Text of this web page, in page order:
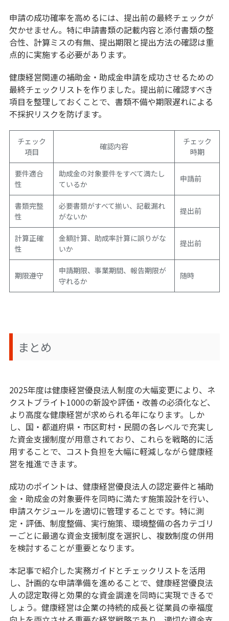
申請の成功確率を高めるには、提出前の最終チェックが
欠かせません。特に申請書類の記載内容と添付書類の整
合性、計算ミスの有無、提出期限と提出方法の確認は重
点的に実施する必要があります。
健康経営関連の補助金・助成金申請を成功させるための
最終チェックリストを作りました。提出前に確認すべき
項目を整理しておくことで、書類不備や期限遅れによる
不採択リスクを防げます。
チェック
項目
確認内容
チェック
時期
要件適合
性
助成金の対象要件をすべて満たし
ているか
申請前
書類完整
性
必要書類がすべて揃い、記載漏れ
がないか
提出前
計算正確
性
金額計算、助成率計算に誤りがな
いか
提出前
期限遵守
申請期限、事業期間、報告期限が
守れるか
随時
まとめ
2025年度は健康経営優良法人制度の大幅変更により、ネ
クストブライト1000の新設や評価・改善の必須化など、
より高度な健康経営が求められる年になります。しか
し、国・都道府県・市区町村・民間の各レベルで充実し
た資金支援制度が用意されており、これらを戦略的に活
用することで、コスト負担を大幅に軽減しながら健康経
営を推進できます。
成功のポイントは、健康経営優良法人の認定要件と補助
金・助成金の対象要件を同時に満たす施策設計を行い、
申請スケジュールを適切に管理することです。特に測
定・評価、制度整備、実行施策、環境整備の各カテゴリ
ーごとに最適な資金支援制度を選択し、複数制度の併用
を検討することが重要となります。
本記事で紹介した実務ガイドとチェックリストを活用
し、計画的な申請準備を進めることで、健康経営優良法
人の認定取得と効果的な資金調達を同時に実現できるで
しょう。健康経営は企業の持続的成長と従業員の幸福度